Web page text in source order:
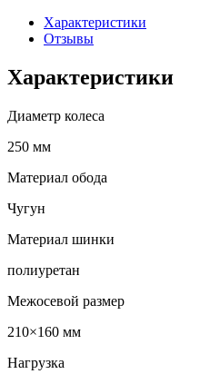
Характеристики
Отзывы
Характеристики
Диаметр колеса
250 мм
Материал обода
Чугун
Материал шинки
полиуретан
Межосевой размер
210×160 мм
Нагрузка